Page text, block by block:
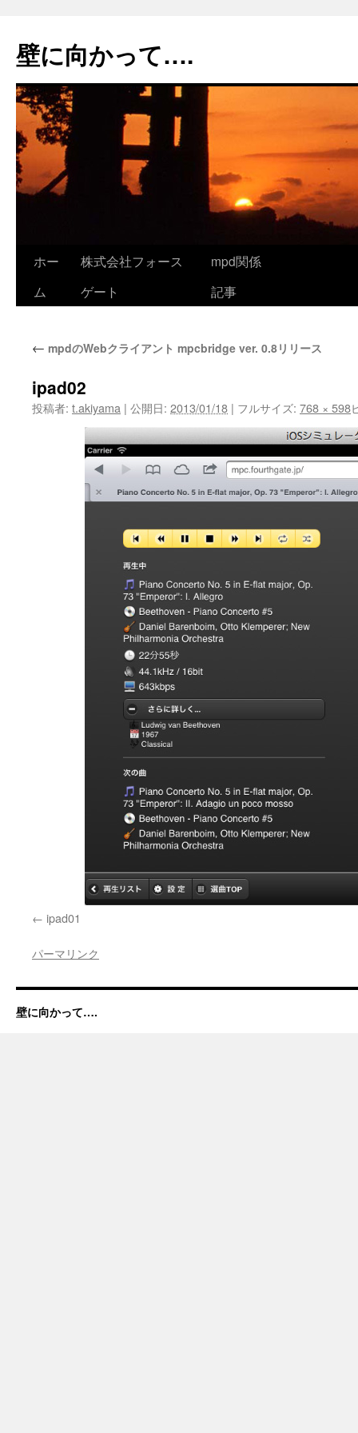
テ
ン
へ
ス
キ
ッ
プ
壁に向かって….
ホー
ム
株式会社フォース
ゲート
mpd関係
記事
← mpdのWebクライアント mpcbridge ver. 0.8リリース
ipad02
投稿者: t.akiyama | 公開日: 2013/01/18 | フルサイズ: 768 × 598
ipad01
パーマリンク
壁に向かって….